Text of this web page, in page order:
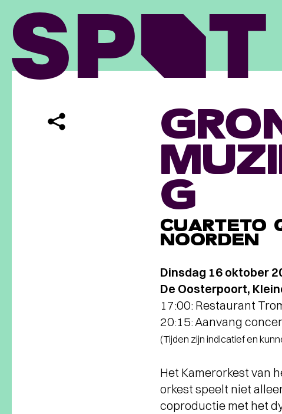
G
CUARTETO
NOORDEN
Dinsdag 16 oktober
De Oosterpoort,
17:00: Restaurant
20:15: Aanvang
(Tijden zijn indicatief en
Het Kamerorkest van
orkest speelt niet
coproductie met het